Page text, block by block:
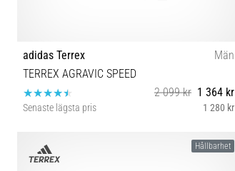
adidas Terrex
Män
TERREX AGRAVIC SPEED
2 099 kr 1 364 kr
Senaste lägsta pris 1 280 kr
Hållbarhet